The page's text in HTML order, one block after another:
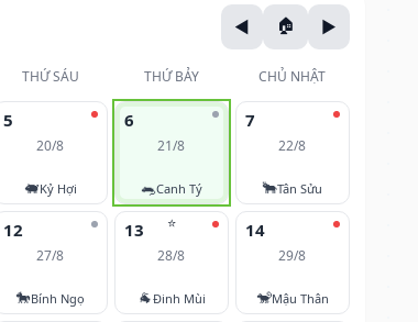
THỨ SÁU THỨ BẢY
CHỦ NHẬT
5
20/8
🐖Kỷ Hợi
6
21/8
🐀Canh Tý
7
22/8
🐂Tân Sửu
12
27/8
🐎Bính Ngọ
⭐
13
28/8
🐐Đinh Mùi
14
29/8
🐒Mậu Thân